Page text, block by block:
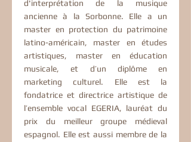
d'interprétation de la musique
ancienne à la Sorbonne. Elle a un
master en protection du patrimoine
latino-américain, master en études
artistiques, master en éducation
musicale, et d’un diplôme en
marketing culturel. Elle est la
fondatrice et directrice artistique de
l’ensemble vocal EGERIA, lauréat du
prix du meilleur groupe médieval
espagnol. Elle est aussi membre de la